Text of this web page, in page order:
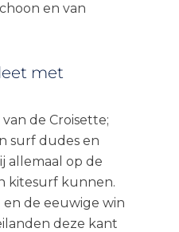
en van
met
de Croisette;
surf dudes en
allemaal op de
kitesurf kunnen.
de eeuwige win
deze kant